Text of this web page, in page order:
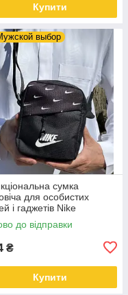
Купити
выбор
сумка
для особистих
і гаджетів Nike
до відправки
₴
Купити